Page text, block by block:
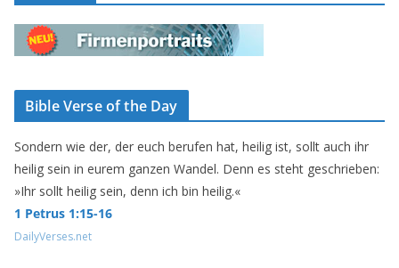
Bible Verse of the Day
Sondern wie der, der euch berufen hat, heilig ist, sollt auch ihr
heilig sein in eurem ganzen Wandel. Denn es steht geschrieben:
»Ihr sollt heilig sein, denn ich bin heilig.«
1 Petrus 1:15-16
DailyVerses.net